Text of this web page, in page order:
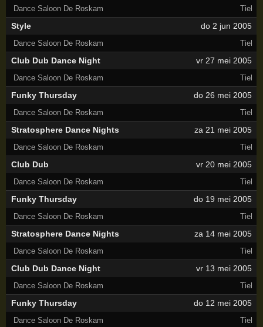
Dance Saloon De Roskam Tiel
Style do 2 jun 2005
Dance Saloon De Roskam Tiel
Club Dub Dance Night vr 27 mei 2005
Dance Saloon De Roskam Tiel
Funky Thursday do 26 mei 2005
Dance Saloon De Roskam Tiel
Stratosphere Dance Nights za 21 mei 2005
Dance Saloon De Roskam Tiel
Club Dub vr 20 mei 2005
Dance Saloon De Roskam Tiel
Funky Thursday do 19 mei 2005
Dance Saloon De Roskam Tiel
Stratosphere Dance Nights za 14 mei 2005
Dance Saloon De Roskam Tiel
Club Dub Dance Night vr 13 mei 2005
Dance Saloon De Roskam Tiel
Funky Thursday do 12 mei 2005
Dance Saloon De Roskam Tiel